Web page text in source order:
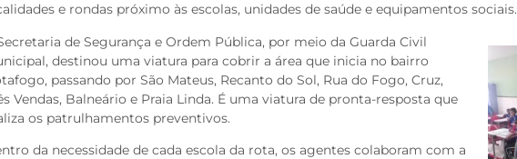
e rondas próximo às escolas, unidades de saúde e equipamentos sociais.
de Segurança e Ordem Pública, por meio da Guarda Civil
destinou uma viatura para cobrir a área que inicia no bairro
passando por São Mateus, Recanto do Sol, Rua do Fogo, Cruz,
Vendas, Balneário e Praia Linda. É uma viatura de pronta-resposta que
os patrulhamentos preventivos.
da necessidade de cada escola da rota, os agentes colaboram com a